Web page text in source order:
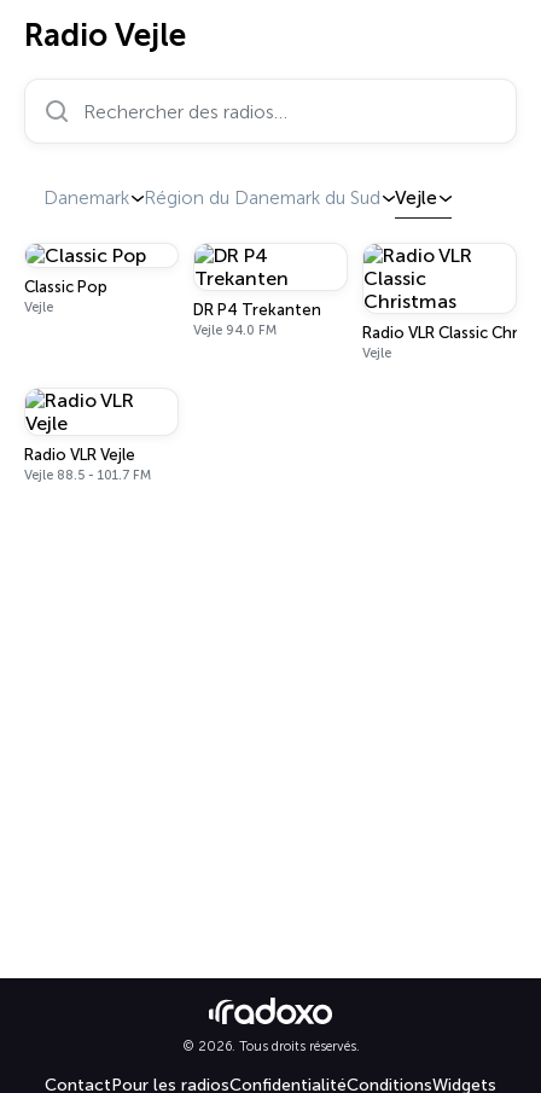
Radio Vejle
Danemark Région du Danemark du Sud Vejle
Classic Pop
Vejle DR P4 Trekanten
Vejle 94.0 FM Radio VLR Classic
Vejle
Radio VLR Vejle
Vejle 88.5 - 101.7 FM
© 2026. Tous droits réservés.
ContactPour les radiosConfidentialitéConditionsWidgets